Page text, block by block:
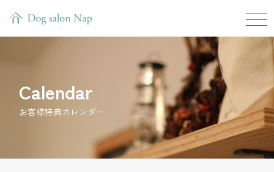
Calendar
お客様特典カレンダー